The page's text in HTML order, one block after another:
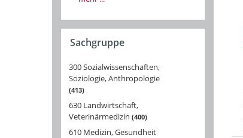
Sachgruppe
300 Sozialwissenschaften,
Soziologie, Anthropologie
413
630 Landwirtschaft,
Veterinärmedizin 400
610 Medizin, Gesundheit